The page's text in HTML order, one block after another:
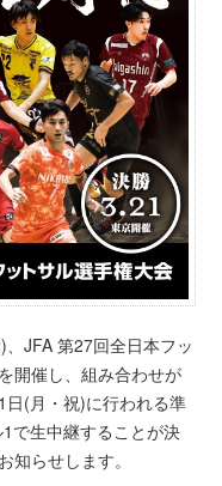
JFA 第27回全日本フッ
開催し、組み合わせが
(月・祝)に行われる準
で生中継することが決
知らせします。